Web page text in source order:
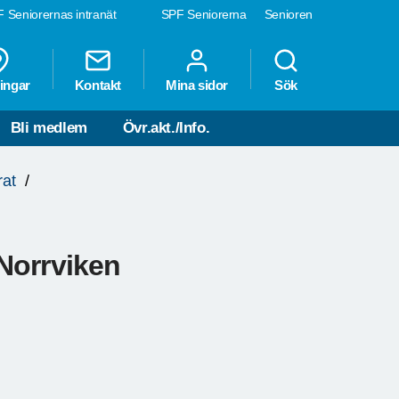
SPF Seniorerna Senioren
Seniorernas intranät
Kontakt Mina sidor Sök
Bli medlem Övr.akt./Info.